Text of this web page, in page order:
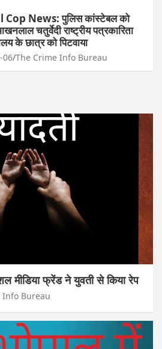
Cop News: पुलिस कांस्टेबल को
चतुर्वेदी राष्ट्रीय पत्रकारिता
के छात्र को पिटवाया
06 The Crime Info Bureau
फ्रेंड ने युवती से किया रेप
Info Bureau